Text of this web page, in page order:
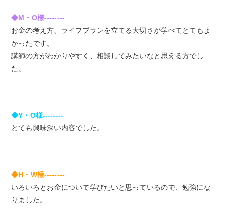
◆M・O様--------
お金の考え方、ライフプランを立てる大切さが学べてとてもよ
かったです。
講師の方がわかりやすく、相談してみたいなと思える方でし
た。
◆Y・O様--------
とても興味深い内容でした。
◆H・W様--------
いろいろとお金について学びたいと思っているので、勉強にな
りました。